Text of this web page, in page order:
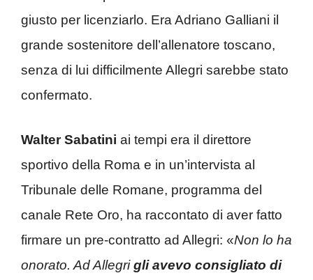
giusto per licenziarlo. Era Adriano Galliani il
grande sostenitore dell’allenatore toscano,
senza di lui difficilmente Allegri sarebbe stato
confermato.
Walter Sabatini ai tempi era il direttore
sportivo della Roma e in un’intervista al
Tribunale delle Romane, programma del
canale Rete Oro, ha raccontato di aver fatto
firmare un pre-contratto ad Allegri: «Non lo ha
onorato. Ad Allegrigli avevo consigliato di